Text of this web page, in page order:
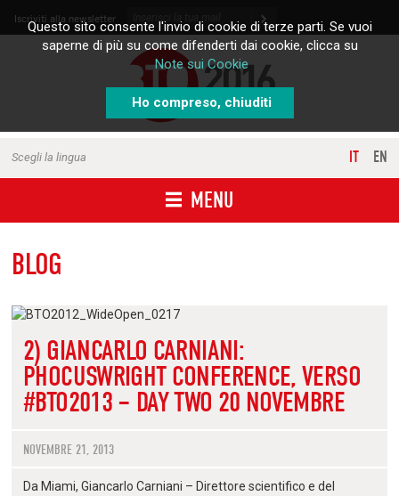
Skip to content
Iscriviti alla newsletter
MENU
Scegli la lingua IT EN
BLOG
2) GIANCARLO CARNIANI:
PHOCUSWRIGHT CONFERENCE, VERSO
#BTO2013 – DAY TWO 20 NOVEMBRE
NOVEMBRE 21, 2013
Da Miami, Giancarlo Carniani – Direttore scientifico e del
Questo sito consente l'invio di cookie di terze parti. Se vuoi
saperne di più su come difenderti dai cookie, clicca su
Note sui Cookie
Ho compreso, chiuditi